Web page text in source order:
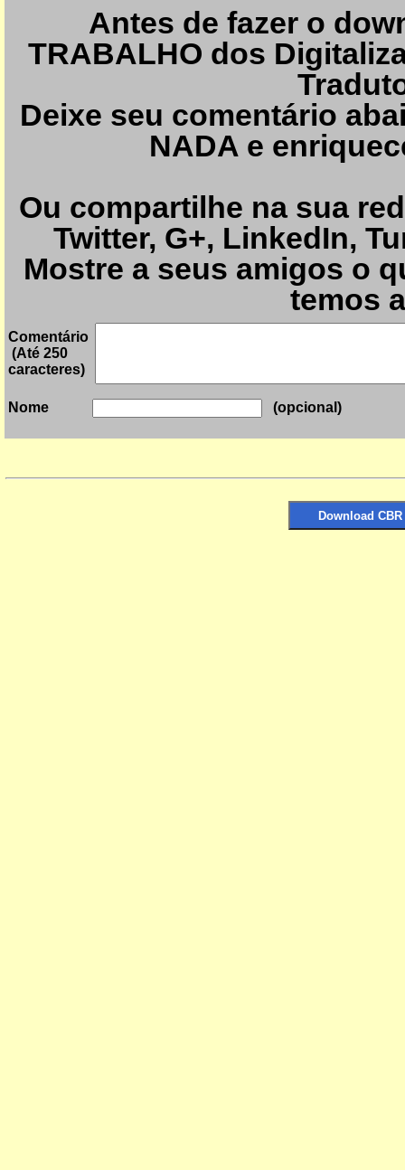
Antes de fazer o
TRABALHO dos
Deixe seu comentário
NADA e
Ou compartilhe na sua
Twitter, G+, LinkedIn,
Mostre a seus amigos o
temos
Comentário
(Até 250
caracteres)
Nome